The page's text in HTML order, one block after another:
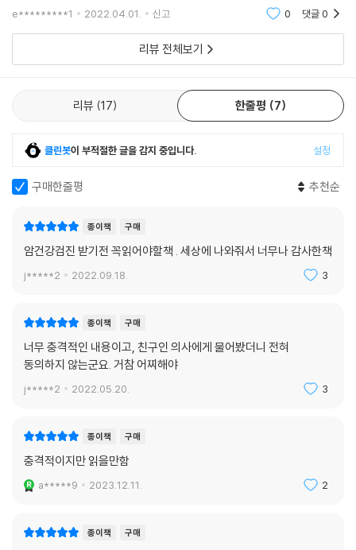
암, 즉 악성종양은 현미경을 통해 관찰된 세포의 ‘생김새’에 따라서 판정된
다. 세포의 형태가 비뚤비뚤 나쁘면 ‘암’으로 진단된다. 그런데 똑같이 생김
새가 나쁜데 전이로 생명을 앗아가는 ‘진짜 암’이 있고, 전이되지 않고 사람
을 죽이지도 않는 무해한 ‘유사 암’이 있다. 암의 절반 이상은 ‘유사 암’이며,
부스럼 또는 종기에 불과하다. 병리검사에서 암 진단을 확정하기 위해 현
미경으로 세포의 생김새를 보면 ‘진짜 암’과 ‘유사 암’이 똑같아 보인다. 그
터와, ‘암 방치 환자’들을 포함한 4만 명의 환자들을 진료한 경험에 근거해
암’인지를 대략 짐작한다.
‘유사 암’이 확률이 높은 경우 : 내시경으로 제거되는 위암, 0기 식도암, 0
기 방광암, PSA 검사에서 발견된 전립샘암, 매머그라피 검진으로만 발견
되는 유방암, 0기 자궁경부암, 유방암, 갑상샘암, 월경이 아닌 출혈이나 혈
뇨가 있어서 발견되는 방광암·자궁체암·자궁경부암(유방암·갑상샘암·자
생존해 있다면 대다수가 유사 암이다), 수술 후 5년 이상 생존해 있는 폐암
·위암·대장암, 위의 점막내암 ‘진짜 암’일 확률이 높은 경우 : 췌장암(증상
없이 발견되더라도), 기침이나 혈담 등의 증상이 있어서 발견되는 폐암, 증
아래에 잠입한 암 중 약 5%(1기 암 포함)
중요한 점은 ‘진짜 암’도 ‘유사 암’도 치료하지 않는 것이다. ‘유사 암’은 해로
움이 없고, ‘진짜 암’은 처음 암이 발생한 부위에서 조금 떨어진 장기에 원
격 전이가 숨어 있는데 이 상태에서 수술을 하면 암이 급격히 날뛰어 폐,
간, 뇌, 뼈 등 목숨과 직결되는 장기로 전이한다. 진행 암도 암 치료를 받을
‘완화 케어’를 받으면 편안한 상태로 3~5년은 더 살 수 있다. 대표적인 완
설명이 되어있어서 더 읽기가 쉬웠던것 같습니다.
e*********1 2022.04.01. 신고 0 댓글0
리뷰 전체보기
리뷰 17 한줄평 7
클린봇이 부적절한 글을 감지 중입니다. 설정
구매한줄평 추천순
종이책 구매
암건강검진 받기전 꼭읽어야할책 . 세상에 나와줘서 너무나 감사한책
j*****2 2022.09.18. 3
종이책 구매
너무 충격적인 내용이고, 친구인 의사에게 물어봤더니 전혀
동의하지 않는군요. 거참 어찌해야
j*****2 2022.05.20. 3
종이책 구매
충격적이지만 읽을만함
a*****9 2023.12.11. 2
종이책 구매